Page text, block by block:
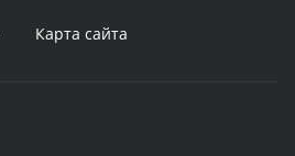
Карта сайта